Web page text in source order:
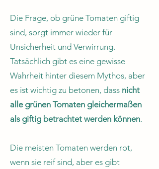
Die Frage, ob grüne Tomaten giftig
sind, sorgt immer wieder für
Unsicherheit und Verwirrung.
Tatsächlich gibt es eine gewisse
Wahrheit hinter diesem Mythos, aber
es ist wichtig zu betonen, dass nicht
alle grünen Tomaten gleichermaßen
als giftig betrachtet werden können.
Die meisten Tomaten werden rot,
wenn sie reif sind, aber es gibt